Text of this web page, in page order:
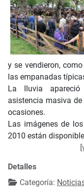
y se vendieron,
las empanadas
La lluvia
asistencia masiva
ocasiones.
Las imágenes de
2010 están
Detalles
Categoría: